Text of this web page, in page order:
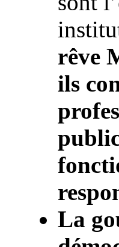
rêve
ils
La